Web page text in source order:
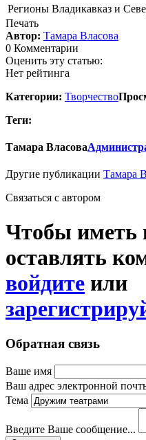
Регионы Владикавказ и
Печать
Автор: Тамара Власова
0 Комментарии
Оценить эту статью:
Нет рейтинга
Категории: Творчество
Теги:
Тамара Власова
Другие публикации Тамара
Связаться c автором
Чтобы иметь
оставлять
войдите или
Обратная связь
Ваше имя
Ваш адрес электронной
Тема
Введите Ваше сообщение...